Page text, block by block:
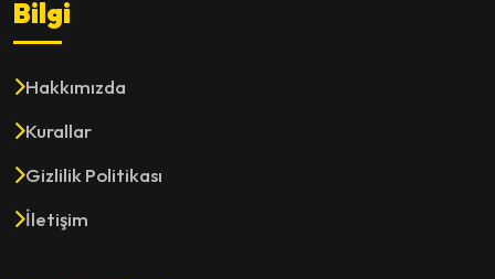
Bilgi
Hakkımızda
Kurallar
Gizlilik Politikası
İletişim